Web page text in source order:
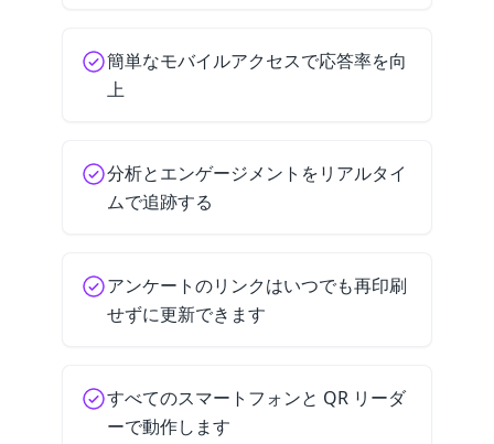
簡単なモバイルアクセスで応答率を向
上
分析とエンゲージメントをリアルタイ
ムで追跡する
アンケートのリンクはいつでも再印刷
せずに更新できます
すべてのスマートフォンと QR リーダ
ーで動作します